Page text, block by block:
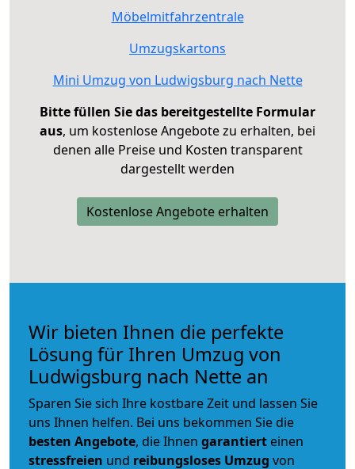
Möbelmitfahrzentrale
Umzugskartons
Mini Umzug von Ludwigsburg nach Nette
Bitte füllen Sie das bereitgestellte Formular
aus, um kostenlose Angebote zu erhalten, bei
denen alle Preise und Kosten transparent
dargestellt werden
Kostenlose Angebote erhalten
Wir bieten Ihnen die perfekte
Lösung für Ihren Umzug von
Ludwigsburg nach Nette an
Sparen Sie sich Ihre kostbare Zeit und lassen Sie
uns Ihnen helfen. Bei uns bekommen Sie die
besten Angebote, die Ihnen garantiert einen
stressfreien und reibungsloses Umzug von